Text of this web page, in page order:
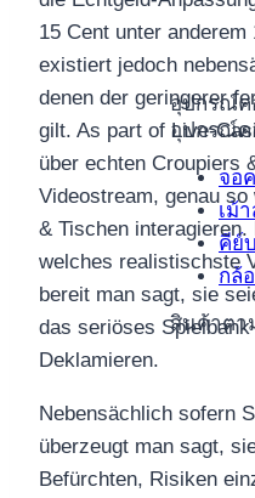
อุปกรณ์ค
อุปกรณ์ค
จอ
เม้
คีย์
กล้
สินค้าตา
15 Cent unter
existiert jedoch
denen der geringerer
gilt. As part of Live-
über echten Croupiers
Videostream, genau
& Tischen
welches realistischste
bereit man sagt, sie
das seriöses
Deklamieren.
Nebensächlich sofern
überzeugt man sagt,
Befürchten, Risiken